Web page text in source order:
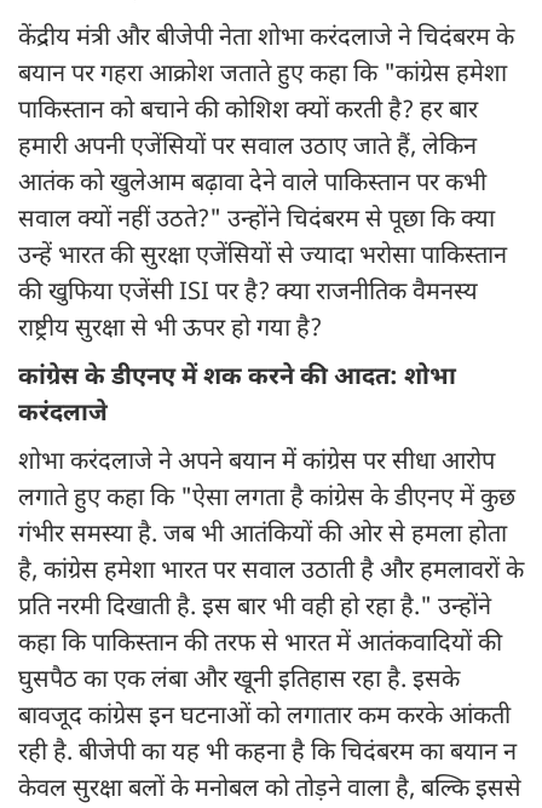
केंद्रीय मंत्री और बीजेपी नेता शोभा करंदलाजे ने चिदंबरम के
बयान पर गहरा आक्रोश जताते हुए कहा कि "कांग्रेस हमेशा
पाकिस्तान को बचाने की कोशिश क्यों करती है? हर बार
हमारी अपनी एजेंसियों पर सवाल उठाए जाते हैं, लेकिन
आतंक को खुलेआम बढ़ावा देने वाले पाकिस्तान पर कभी
सवाल क्यों नहीं उठते?" उन्होंने चिदंबरम से पूछा कि क्या
उन्हें भारत की सुरक्षा एजेंसियों से ज्यादा भरोसा पाकिस्तान
की खुफिया एजेंसी ISI पर है? क्या राजनीतिक वैमनस्य
राष्ट्रीय सुरक्षा से भी ऊपर हो गया है?
कांग्रेस के डीएनए में शक करने की आदत: शोभा
करंदलाजे
शोभा करंदलाजे ने अपने बयान में कांग्रेस पर सीधा आरोप
लगाते हुए कहा कि "ऐसा लगता है कांग्रेस के डीएनए में कुछ
गंभीर समस्या है. जब भी आतंकियों की ओर से हमला होता
है, कांग्रेस हमेशा भारत पर सवाल उठाती है और हमलावरों के
प्रति नरमी दिखाती है. इस बार भी वही हो रहा है." उन्होंने
कहा कि पाकिस्तान की तरफ से भारत में आतंकवादियों की
घुसपैठ का एक लंबा और खूनी इतिहास रहा है. इसके
बावजूद कांग्रेस इन घटनाओं को लगातार कम करके आंकती
रही है. बीजेपी का यह भी कहना है कि चिदंबरम का बयान न
केवल सुरक्षा बलों के मनोबल को तोड़ने वाला है, बल्कि इससे